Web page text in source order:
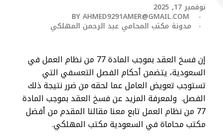
نوفمبر 17, 2025
BYAHMED9291AMER@GMAIL.COM
مدونة مكتب المحامي عبد الرحمن المهلكي
إن فسخ العقد بموجب المادة 77 من نظام العمل في
السعودية، يتضمن أحكام الفصل التعسفي التي
تستوجب تعويض العامل عما لحقه من ضرر نتيجة ذلك
الفصل. ولمعرفة المزيد عن فسخ العقد بموجب المادة
77 من نظام العمل تابع معنا مقالنا المقدم من أفضل
مكتب محاماة في السعودية مكتب المهلكي.